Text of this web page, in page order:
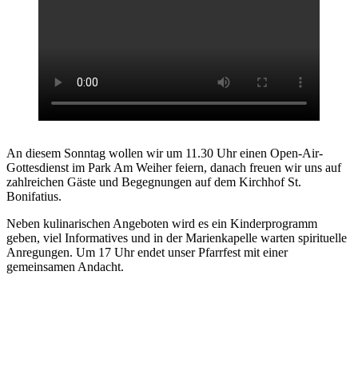
An diesem Sonntag wollen wir um 11.30 Uhr einen Open-Air-
Gottesdienst im Park Am Weiher feiern, danach freuen wir uns auf
zahlreichen Gäste und Begegnungen auf dem Kirchhof St.
Bonifatius.
Neben kulinarischen Angeboten wird es ein Kinderprogramm
geben, viel Informatives und in der Marienkapelle warten spirituelle
Anregungen. Um 17 Uhr endet unser Pfarrfest mit einer
gemeinsamen Andacht.